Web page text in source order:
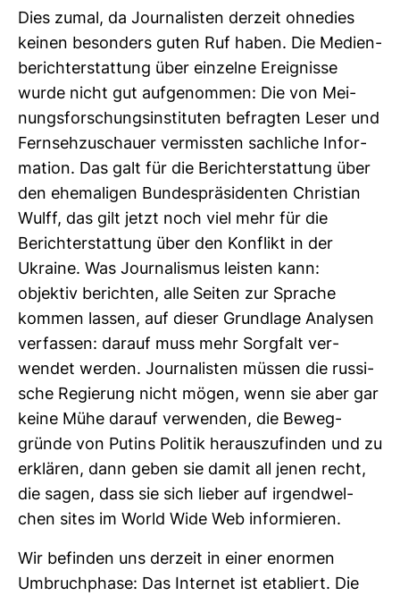
Dies zumal, da Jour­na­listen der­zeit ohne­dies
keinen beson­ders guten Ruf haben. Die Medi­en­
be­richt­erstat­tung über ein­zelne Ereig­nisse
wurde nicht gut auf­ge­nommen: Die von Mei­
nungs­for­schungs­in­sti­tuten befragten Leser und
Fern­seh­zu­schauer ver­missten sach­liche Infor­
ma­tion. Das galt für die Bericht­erstat­tung über
den ehe­ma­ligen Bun­des­prä­si­denten Chris­tian
Wulff, das gilt jetzt noch viel mehr für die
Bericht­erstat­tung über den Kon­flikt in der
Ukraine. Was Jour­na­lismus leisten kann:
objektiv berichten, alle Seiten zur Sprache
kommen lassen, auf dieser Grund­lage Ana­lysen
ver­fassen: darauf muss mehr Sorg­falt ver­
wendet werden. Jour­na­listen müssen die rus­si­
sche Regie­rung nicht mögen, wenn sie aber gar
keine Mühe darauf ver­wenden, die Beweg­
gründe von Putins Politik her­aus­zu­finden und zu
erklären, dann geben sie damit all jenen recht,
die sagen, dass sie sich lieber auf irgend­wel­
chen sites im World Wide Web infor­mieren.
Wir befinden uns der­zeit in einer enormen
Umbruch­phase: Das Internet ist eta­bliert. Die